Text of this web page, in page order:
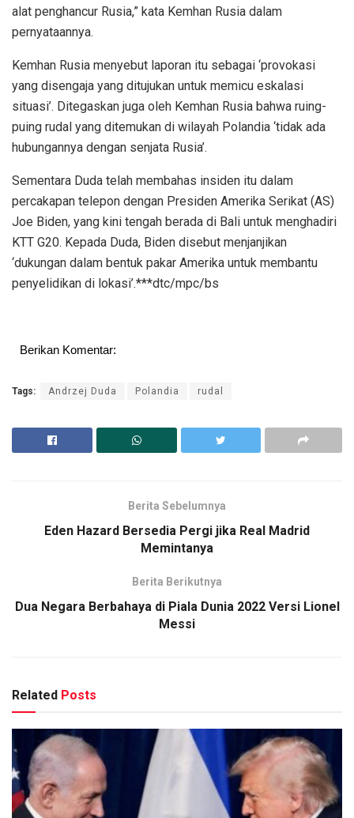
alat penghancur Rusia,” kata Kemhan Rusia dalam
pernyataannya.
Kemhan Rusia menyebut laporan itu sebagai ‘provokasi
yang disengaja yang ditujukan untuk memicu eskalasi
situasi’. Ditegaskan juga oleh Kemhan Rusia bahwa ruing-
puing rudal yang ditemukan di wilayah Polandia ‘tidak ada
hubungannya dengan senjata Rusia’.
Sementara Duda telah membahas insiden itu dalam
percakapan telepon dengan Presiden Amerika Serikat (AS)
Joe Biden, yang kini tengah berada di Bali untuk menghadiri
KTT G20. Kepada Duda, Biden disebut menjanjikan
‘dukungan dalam bentuk pakar Amerika untuk membantu
penyelidikan di lokasi’.***dtc/mpc/bs
Berikan Komentar:
Tags: Andrzej Duda Polandia rudal
Berita Sebelumnya
Eden Hazard Bersedia Pergi jika Real Madrid
Memintanya
Berita Berikutnya
Dua Negara Berbahaya di Piala Dunia 2022 Versi Lionel
Messi
Related Posts